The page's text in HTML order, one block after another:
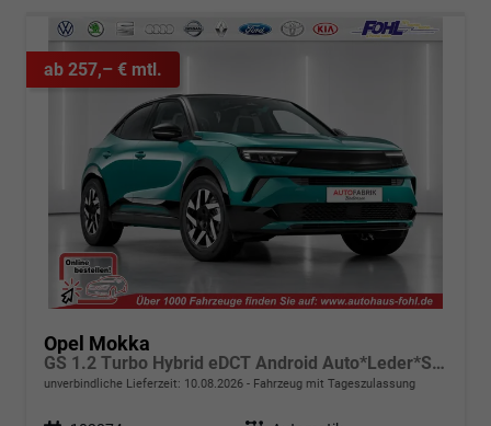
ab 257,– € mtl.
Opel Mokka
GS 1.2 Turbo Hybrid eDCT Android Auto*Leder*SHZ*Keyless*Kamera*Klimaauto*LED*
unverbindliche Lieferzeit: 10.08.2026 Fahrzeug mit Tageszulassung